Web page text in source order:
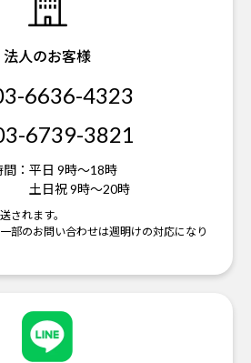
法人のお客様
6636-4323
6739-3821
： 平日 9時～18時
土日祝 9時～20時
されます。
部のお問い合わせは週明けの対応になり